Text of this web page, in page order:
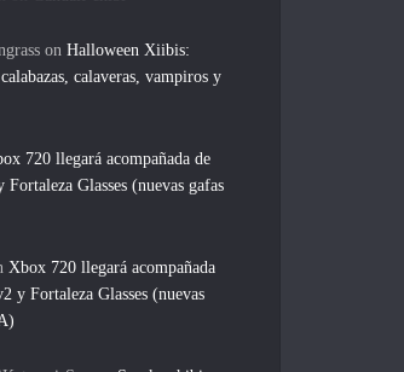
onHalloween Xiibis:
calaveras, vampiros y
720 llegará acompañada de
Glasses (nuevas gafas
Xbox 720 llegará acompañada
y Fortaleza Glasses (nuevas